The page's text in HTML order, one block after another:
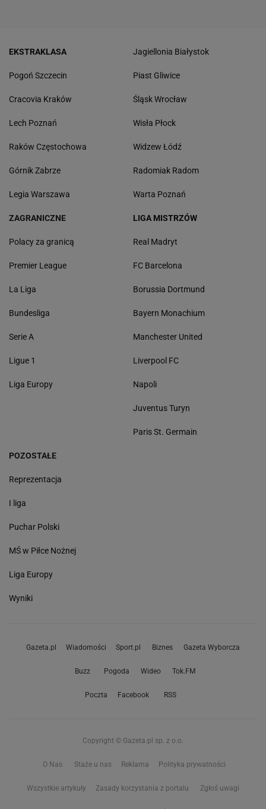
EKSTRAKLASA
Pogoń Szczecin
Cracovia Kraków
Lech Poznań
Raków Częstochowa
Górnik Zabrze
Legia Warszawa
Jagiellonia Białystok
Piast Gliwice
Śląsk Wrocław
Wisła Płock
Widzew Łódź
Radomiak Radom
Warta Poznań
ZAGRANICZNE
Polacy za granicą
Premier League
La Liga
Bundesliga
Serie A
Ligue 1
Liga Europy
LIGA MISTRZÓW
Real Madryt
FC Barcelona
Borussia Dortmund
Bayern Monachium
Manchester United
Liverpool FC
Napoli
Juventus Turyn
Paris St. Germain
POZOSTAŁE
Reprezentacja
I liga
Puchar Polski
MŚ w Piłce Nożnej
Liga Europy
Wyniki
Gazeta.pl Wiadomości Sport.pl Biznes Gazeta Wyborcza
Buzz Pogoda Wideo Tok.FM
Poczta Facebook RSS
Copyright © Gazeta.pl sp. z o.o.
O Nas Staże u nas Reklama Polityka prywatności
Wszystkie artykuły Zasady korzystania z portalu Zgłoś uwagi